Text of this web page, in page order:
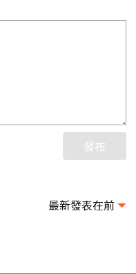
發布
最新發表在前